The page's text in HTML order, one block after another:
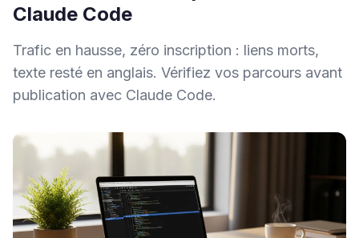
Claude Code
Trafic en hausse, zéro inscription : liens morts,
texte resté en anglais. Vérifiez vos parcours avant
publication avec Claude Code.